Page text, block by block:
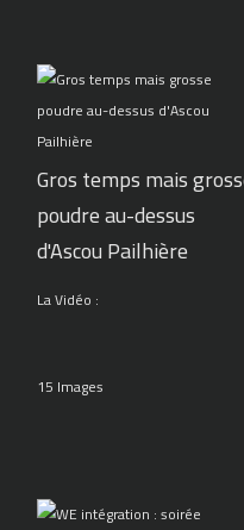
Gros temps mais
poudre au-dessus
d'Ascou Pailhière
La Vidéo :
15 Images